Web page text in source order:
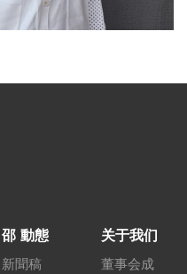
邵 動態
新聞稿
关于我们
董事会成